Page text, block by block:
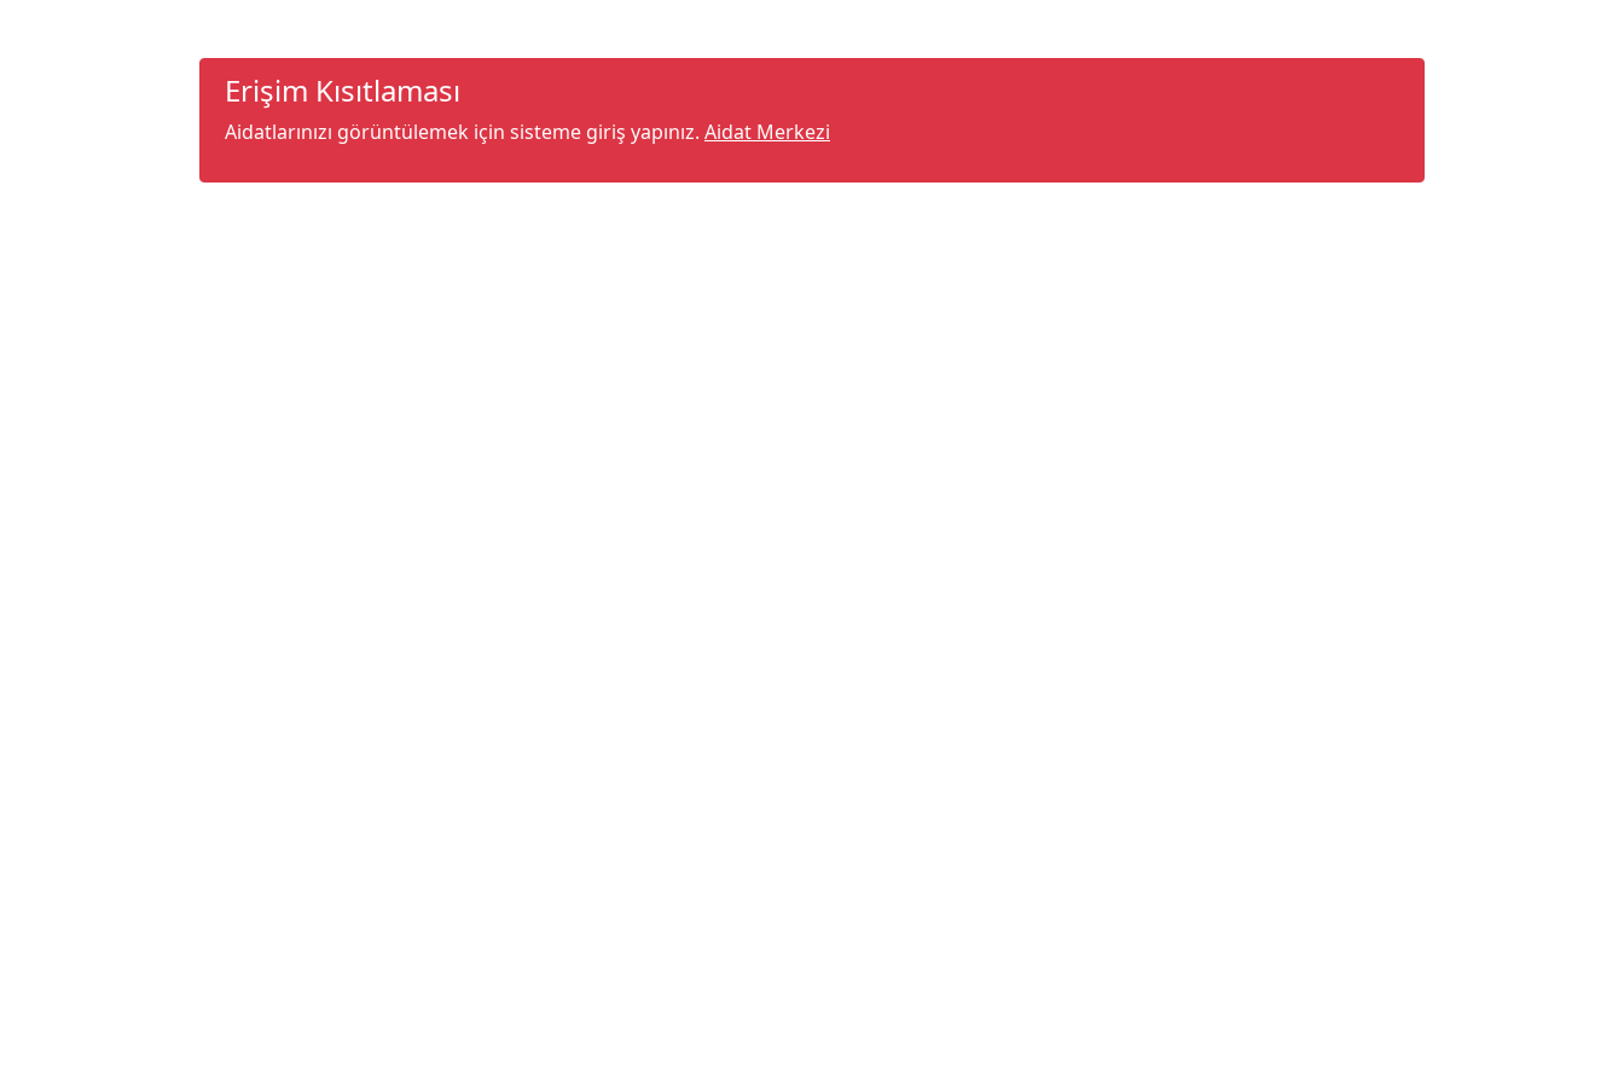
Erişim Kısıtlaması
Aidatlarınızı görüntülemek için sisteme giriş yapınız. Aidat Merkezi